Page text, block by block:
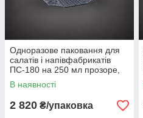
Одноразове паковання для
салатів і напівфабрикатів
ПС-180 на 250 мл прозоре,
1000 шт./уп
В наявності
2 820 ₴/упаковка